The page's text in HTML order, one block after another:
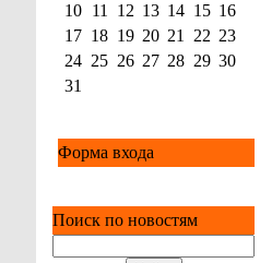
10
11 12 13 14 15 16
17 18 19 20 21 22 23
24 25 26 27 28 29 30
31
Форма входа
Поиск по новостям